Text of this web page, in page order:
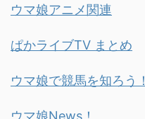
ウマ娘アニメ関連
ぱかライブTV まとめ
ウマ娘で競馬を知ろう！
ウマ娘News！